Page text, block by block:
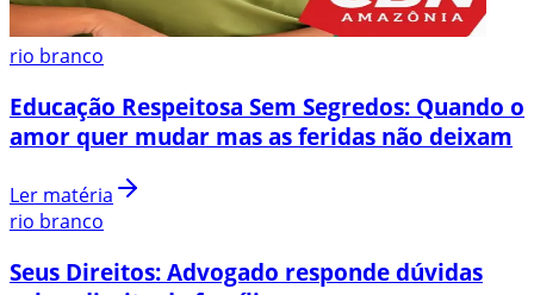
rio branco
Educação Respeitosa Sem Segredos: Quando o
amor quer mudar mas as feridas não deixam
Ler matéria
rio branco
Seus Direitos: Advogado responde dúvidas